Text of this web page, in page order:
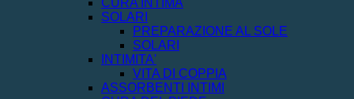
CURA INTIMA
SOLARI
PREPARAZIONE AL SOLE
SOLARI
INTIMITA'
VITA DI COPPIA
ASSORBENTI INTIMI